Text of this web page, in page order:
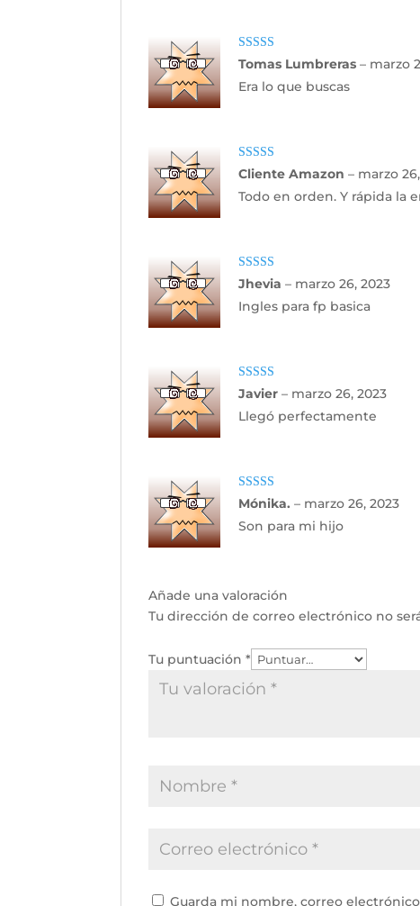
Valorado con
5 de 5
Tomas Lumbreras– marzo
Era lo que buscas
Valorado con
5de 5
Cliente Amazon– marzo
Todo en orden. Y rápida la
Valorado con
5 de 5
Jhevia– marzo 26, 2023
Ingles para fp basica
Valorado con
5 de 5
Javier– marzo 26, 2023
Llegó perfectamente
Valorado con
5 de 5
Mónika.– marzo 26, 2023
Son para mi hijo
Añade una valoración
Tu dirección de correo electrónico no
Tu puntuación*
Guarda mi nombre, correo